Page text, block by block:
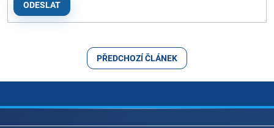
PŘEDCHOZÍ ČLÁNEK
Z